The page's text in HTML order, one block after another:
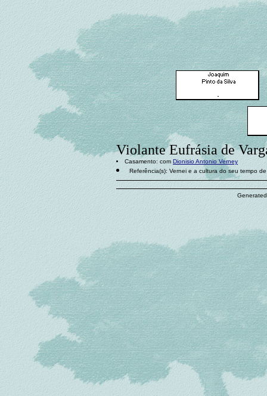
Violante Eufrásia de
Casamento: com Dionisio Antonio Verney
Referência(s): Vernei e a cultura do seu tempo